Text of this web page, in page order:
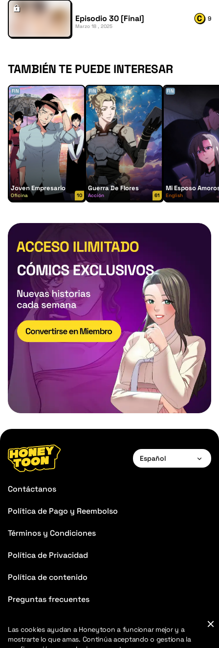
Episodio 30 [Final]
Marzo 18 , 2025
9
TAMBIÉN TE PUEDE INTERESAR
FIN
Joven Empresario
Oficina 10
FIN
Guerra De Flores
Acción 61
FIN
Mi Esposo
English
Español
Contáctanos
Política de Pago y Reembolso
Términos y Condiciones
Política de Privacidad
Política de contenido
Preguntas frecuentes
Las cookies ayudan a Honeytoon a funcionar mejor y a
mostrarte lo que amas. Continúa aceptando o gestiona la